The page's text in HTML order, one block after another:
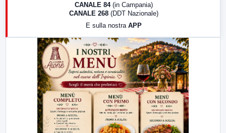
LabNews (replica)
CANALE 84 (in Campania)
CANALE 268 (DDT Nazionale)
E sulla nostra APP